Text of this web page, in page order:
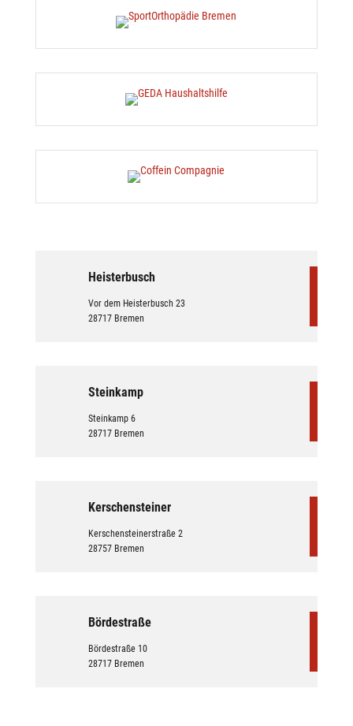
Heisterbusch
Vor dem Heisterbusch 23
28717 Bremen
Steinkamp
Steinkamp 6
28717 Bremen
Kerschensteiner
Kerschensteinerstraße 2
28757 Bremen
Bördestraße
Bördestraße 10
28717 Bremen